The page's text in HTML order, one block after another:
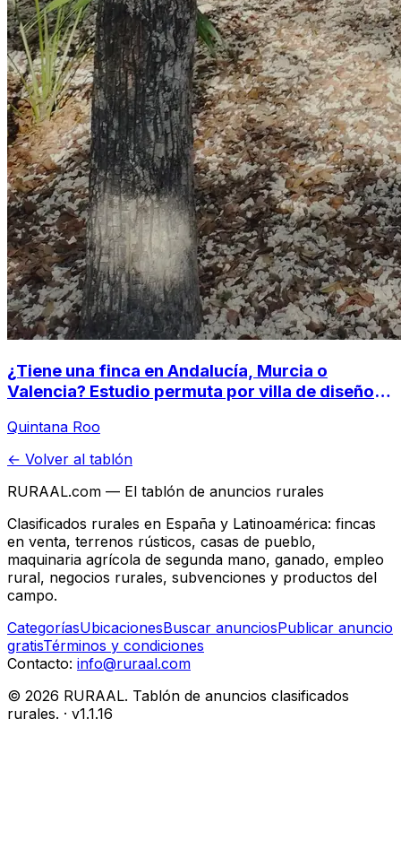
¿Tiene una finca en Andalucía, Murcia o
Valencia? Estudio permuta por villa de diseño
Quintana Roo
← Volver al tablón
RURAAL.com — El tablón de anuncios rurales
Clasificados rurales en España y Latinoamérica: fincas
en venta, terrenos rústicos, casas de pueblo,
maquinaria agrícola de segunda mano, ganado, empleo
rural, negocios rurales, subvenciones y productos del
campo.
CategoríasUbicacionesBuscar anunciosPublicar anuncio
gratisTérminos y condiciones
Contacto: info@ruraal.com
© 2026 RURAAL. Tablón de anuncios clasificados
rurales. · v1.1.16